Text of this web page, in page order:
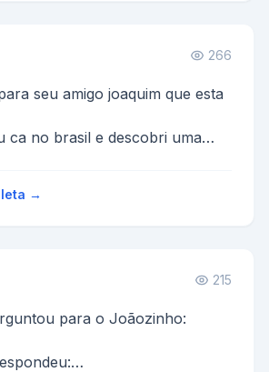
266
seu amigo joaquim que esta
→
215
para o Joãozinho: